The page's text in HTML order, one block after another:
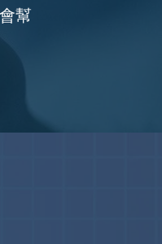
幫